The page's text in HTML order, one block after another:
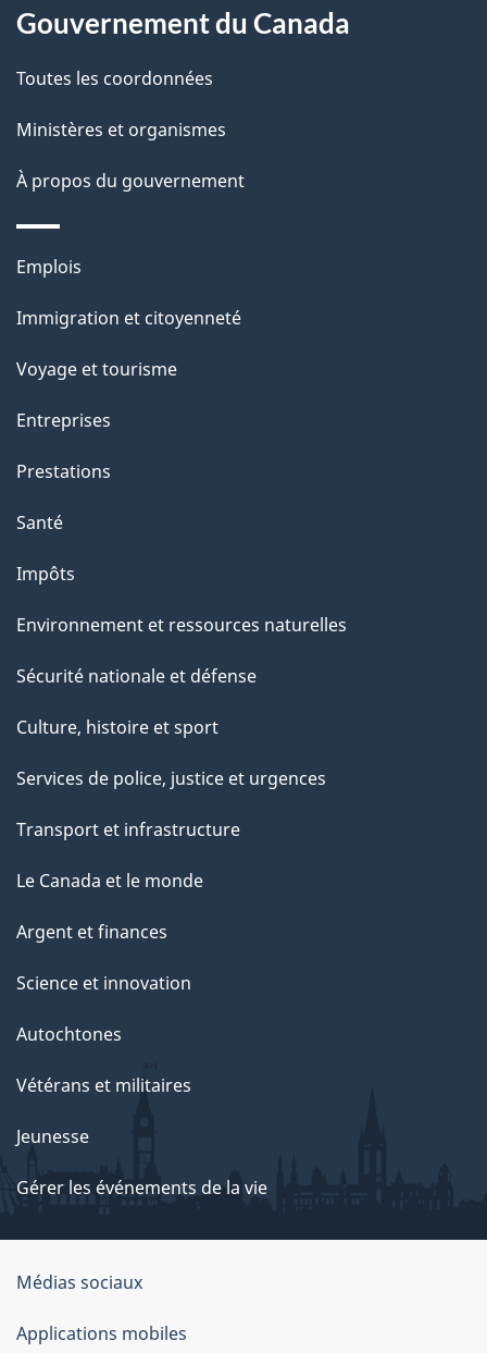
l
a
p
a
g
e
Gouvernement du Canada
Toutes les coordonnées
Ministères et organismes
À propos du gouvernement
Thèmes
sujets
Emplois
Immigration et citoyenneté
Voyage et tourisme
Entreprises
Prestations
Santé
Impôts
Environnement et ressources naturelles
Sécurité nationale et défense
Culture, histoire et sport
Services de police, justice et urgences
Transport et infrastructure
Le Canada et le monde
Argent et finances
Science et innovation
Autochtones
Vétérans et militaires
Jeunesse
Gérer les événements de la vie
Organisation
du
Médias sociaux
Applications mobiles